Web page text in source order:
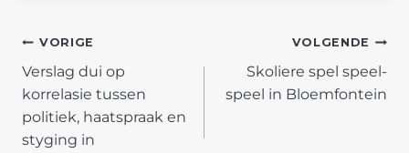
POST
NAVIGATION
VORIGE
Verslag dui op
korrelasie tussen
politiek, haatspraak en
styging in
VOLGENDE
Skoliere spel speel-
speel in Bloemfontein